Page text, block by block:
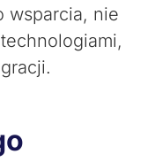
wsparcia, nie